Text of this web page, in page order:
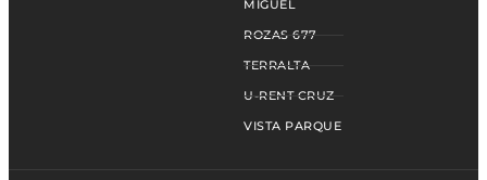
MIGUEL
ROZAS 677
TERRALTA
U-RENT CRUZ
VISTA PARQUE